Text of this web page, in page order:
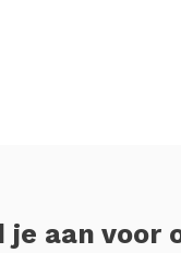
je aan voor